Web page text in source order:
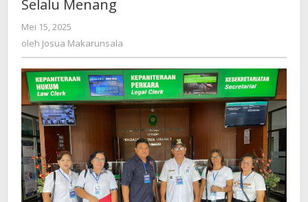
Selalu Menang
Mei 15, 2025
Josua
oleh Josua Makarunsala